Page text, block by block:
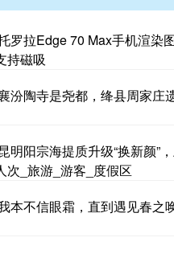
罗拉Edge 70 Max手机渲染
持磁吸
汾陶寺是尧都，绛县周家庄
明阳宗海提质升级“换新颜”
次_旅游_游客_度假区
本不信眼霜，直到遇见春之